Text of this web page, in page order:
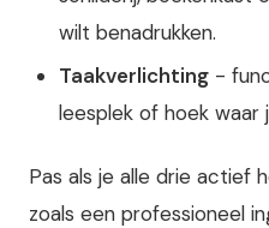
wilt benadrukken.
Taakverlichting -
leesplek of hoek
Pas als je alle drie actief
zoals een professioneel